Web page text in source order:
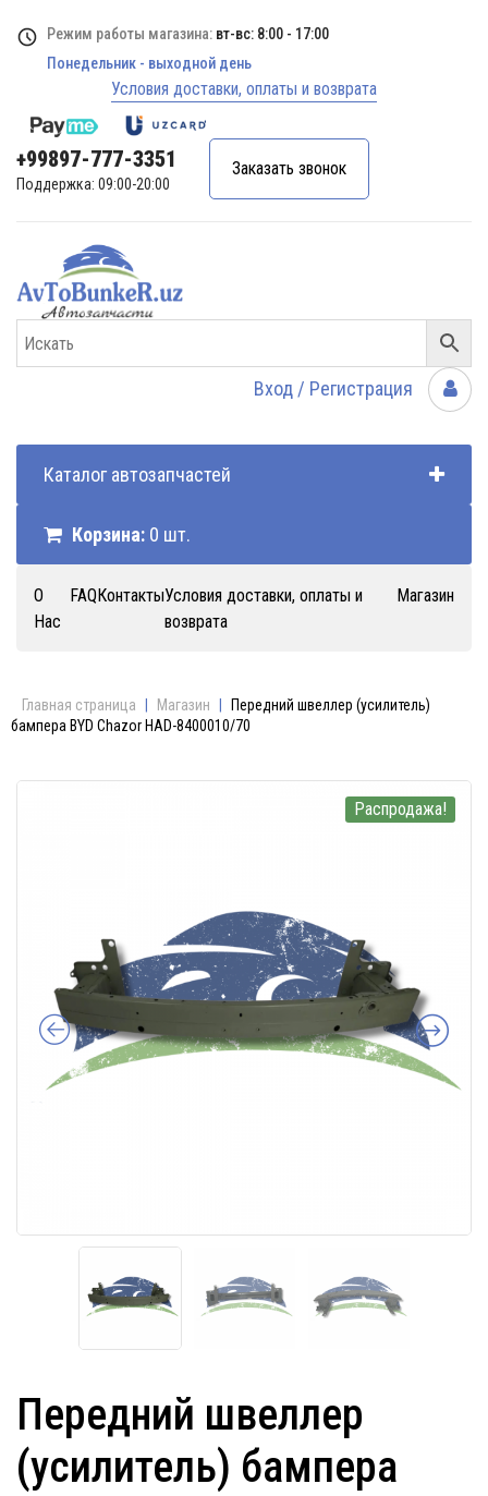
Режим работы магазина: вт-вс: 8:00 - 17:00
Понедельник - выходной день
Условия доставки, оплаты и возврата
+99897-777-3351
Поддержка: 09:00-20:00
Заказать звонок
Вход / Регистрация
Каталог автозапчастей
Корзина: 0 шт.
О
Нас
FAQКонтактыУсловия доставки, оплаты и
возврата
Магазин
Главная страница Магазин
Передний швеллер (усилитель)
бампера BYD Chazor HAD-8400010/70
Распродажа!
Передний швеллер
(усилитель) бампера